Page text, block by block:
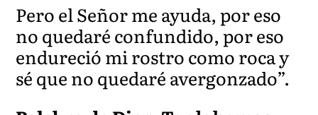
Pero el Señor me ayuda, por eso
no quedaré confundido, por eso
endureció mi rostro como roca y
sé que no quedaré avergonzado”.